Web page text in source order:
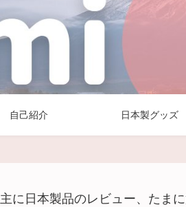
自己紹介 日本製グッズ
主に日本製品のレビュー、たま